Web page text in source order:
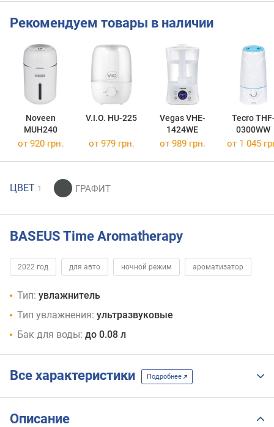
Рекомендуем товары в наличии
Noveen
MUH240
V.I.O. HU-225
Vegas VHE-
1424WE
Tecro
0300WW
от 920 грн. от 979 грн. от 989 грн. от 1 045
ЦВЕТ 1
BASEUS Time Aromatherapy
2022 год для авто ночной режим ароматизатор
Тип: увлажнитель
Тип увлажнения: ультразвуковые
Бак для воды: до 0.08 л
Все характеристики Подробнее
Описание